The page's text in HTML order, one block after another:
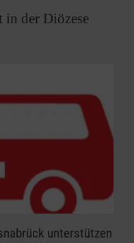
in der Diözese
unterstützen